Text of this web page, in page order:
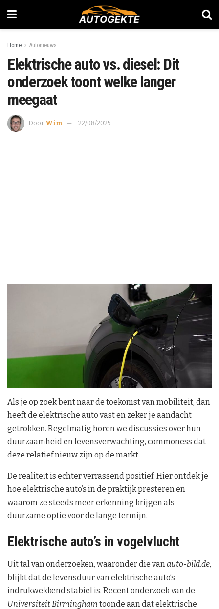
Home Autonieuws
Elektrische auto vs. diesel: Dit
onderzoek toont welke langer
meegaat
Door Wim 22/08/2025
Als je op zoek bent naar de toekomst van mobiliteit, dan
heeft de elektrische auto vast en zeker je aandacht
getrokken. Regelmatig horen we discussies over hun
duurzaamheid en levensverwachting, commoness dat
deze relatief nieuw zijn op de markt.
De realiteit is echter verrassend positief. Hier ontdek je
hoe elektrische auto’s in de praktijk presteren en
waarom ze steeds meer erkenning krijgen als
duurzame optie voor de lange termijn.
Elektrische auto’s in vogelvlucht
Uit tal van onderzoeken, waaronder die vanauto-bild.de,
blijkt dat de levensduur van elektrische auto’s
indrukwekkend stabiel is. Recent onderzoek van de
Universiteit Birmingham toonde aan dat elektrische